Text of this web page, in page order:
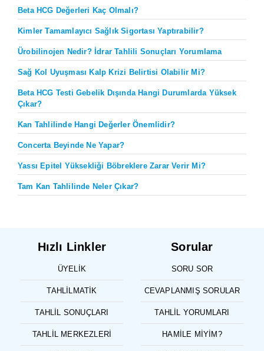
Beta HCG Değerleri Kaç Olmalı?
Kimler Tamamlayıcı Sağlık Sigortası Yaptırabilir?
Ürobilinojen Nedir? İdrar Tahlili Sonuçları Yorumlama
Sağ Kol Uyuşması Kalp Krizi Belirtisi Olabilir Mi?
Beta HCG Testi Gebelik Dışında Hangi Durumlarda Yüksek
Çıkar?
Kan Tahlilinde Hangi Değerler Önemlidir?
Concerta Beyinde Ne Yapar?
Yassı Epitel Yüksekliği Böbreklere Zarar Verir Mi?
Tam Kan Tahlilinde Neler Çıkar?
Hızlı Linkler
ÜYELIK
TAHLILMATIK
TAHLIL SONUÇLARI
TAHLIL MERKEZLERI
Sorular
SORU SOR
CEVAPLANMIŞ SORULAR
TAHLIL YORUMLARI
HAMILE MIYIM?